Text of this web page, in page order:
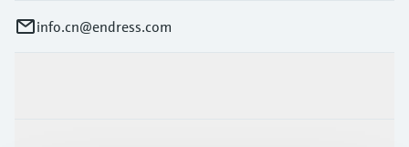
info.cn@endress.com